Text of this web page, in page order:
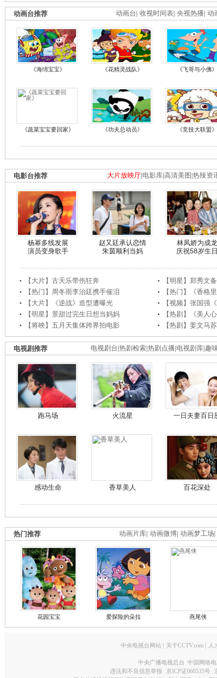
动画台 收视时间表 央视热播 动
动画台推荐
《海绵宝宝》 《花精灵战队》 《飞哥与小佛》
《蔬菜宝宝要回家》 《功夫总动员》 《竞技大联盟》
大片放映厅 电影库 高清美图 热辣资
电影台推荐
杨幂多线发展
演员变身歌手
赵又廷承认恋情
朱茵顺利当妈
林凤娇为成龙
庆祝58岁生
【大片】古天乐带伤狂奔
【明星】郑秀文
【热门】周冬雨李治廷携手催泪
【热门】《香格
【大片】《逆战》造型遭曝光
【视频】张国强
【明星】景甜过完生日想当妈妈
【热剧】《美人
【将映】五月天集体跨界拍电影
【热剧】姜文马
电视剧台 热剧检索 热剧点播 电视剧库 趣
电视剧推荐
跑马场 火流星 一日夫妻百日
感动生命 香草美人 百花深处
动画片库 动画微博 动画梦工场
热门推荐
花园宝宝 爱探险的朵拉 燕尾侠
中央电视台网站 关于CCTV.com 人
中央广播电视总台 中国网络
违法和不良信息举报
京ICP证060535号